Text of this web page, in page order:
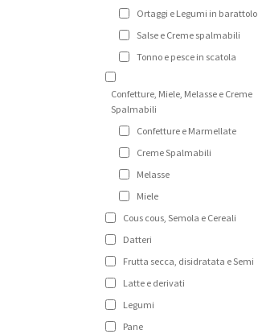
Ortaggi e Legumi in barattolo
Salse e Creme spalmabili
Tonno e pesce in scatola
Confetture, Miele, Melasse e Creme
Spalmabili
Confetture e Marmellate
Creme Spalmabili
Melasse
Miele
Cous cous, Semola e Cereali
Datteri
Frutta secca, disidratata e Semi
Latte e derivati
Legumi
Pane